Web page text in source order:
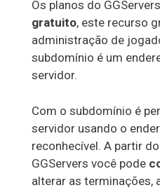
Os planos do GGServers
gratuito, este recurso
administração de
subdomínio é um
servidor.
Com o subdomínio é
servidor usando o
reconhecível. A partir
GGServers você pode
alterar as